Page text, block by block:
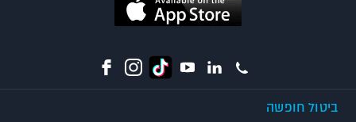
ביטול חופשה